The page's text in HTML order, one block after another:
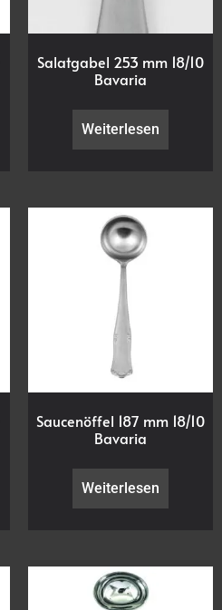
Salatgabel 253 mm 18/10
Bavaria
Weiterlesen
Saucenöffel 187 mm 18/10
Bavaria
Weiterlesen